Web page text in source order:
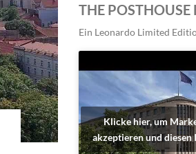
THE POSTHOUSE
Ein Leonardo Limited
Klicke hier, um
akzeptieren und